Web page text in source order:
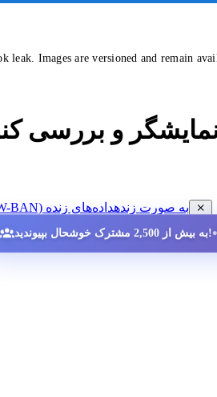
Images are versioned and remain
و بررسی
مشاهده داده‌های ممنوعیت سایه (SHADOW-BAN) به صورت زندهداده‌های زنده
به بیش از 2,500 مشترک خوشحال بپیوندید!•